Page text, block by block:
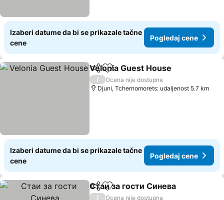
Izaberi datume da bi se prikazale tačne
cene
Pogledaj cene
Deli Dodati u favorite
Velonia Guest House
/
Ocena nije dostupna
Djuni, Tchernomorets: udaljenost 5.7 km
Izaberi datume da bi se prikazale tačne
cene
Pogledaj cene
Deli Dodati u favorite
Стаи за гости Синева
/
Ocena nije dostupna